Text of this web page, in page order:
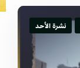
نشرة الأحد